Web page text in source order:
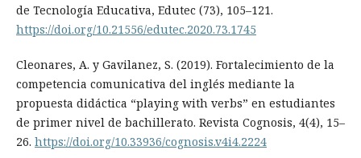
de Tecnología Educativa, Edutec (73), 105–121.
https://doi.org/10.21556/edutec.2020.73.1745
Cleonares, A. y Gavilanez, S. (2019). Fortalecimiento de la
competencia comunicativa del inglés mediante la
propuesta didáctica “playing with verbs” en estudiantes
de primer nivel de bachillerato. Revista Cognosis, 4(4), 15–
26. https://doi.org/10.33936/cognosis.v4i4.2224